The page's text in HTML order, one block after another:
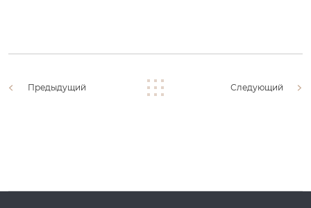
Предыдущий Следующий